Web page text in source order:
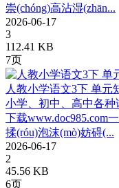
崇(chóng)高沾湿(zhān...
2026-06-17
3
112.41 KB
7页
人教小学语文3下 单元
小学、初中、高中各
下载www.doc985.com
揉(róu)泡沫(mò)妨碍(...
2026-06-17
2
45.56 KB
6页